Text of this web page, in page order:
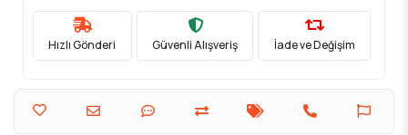
Hızlı Gönderi Güvenli Alışveriş İade ve Değişim